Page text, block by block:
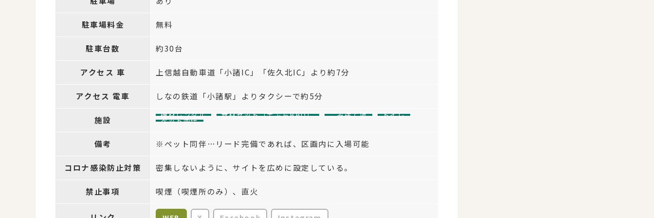
駐車場料金 無料
駐車台数 約30台
アクセス 車 上信越自動車道「小諸IC」「佐久北IC」より約7分
アクセス 電車 しなの鉄道「小諸駅」よりタクシーで約5分
施設 機材レンタル 食材セット（手ぶらBBQ） ごみ捨て場 トイレ
ペット同伴
備考 ※ペット同伴…リード完備であれば、区画内に入場可能
コロナ感染防止対策 密集しないように、サイトを広めに設定している。
禁止事項 喫煙（喫煙所のみ）、直火